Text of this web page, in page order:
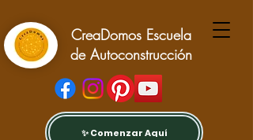
CreaDomos Escuela
de Autoconstrucción
✨ Comenzar Aquí